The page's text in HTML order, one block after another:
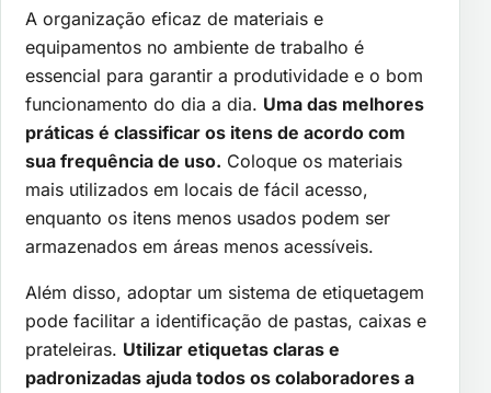
A organização eficaz de materiais e
equipamentos no ambiente de trabalho é
essencial para garantir a produtividade e o bom
funcionamento do dia a dia. Uma das melhores
práticas é classificar os itens de acordo com
sua frequência de uso. Coloque os materiais
mais utilizados em locais de fácil acesso,
enquanto os itens menos usados podem ser
armazenados em áreas menos acessíveis.
Além disso, adoptar um sistema de etiquetagem
pode facilitar a identificação de pastas, caixas e
prateleiras. Utilizar etiquetas claras e
padronizadas ajuda todos os colaboradores a